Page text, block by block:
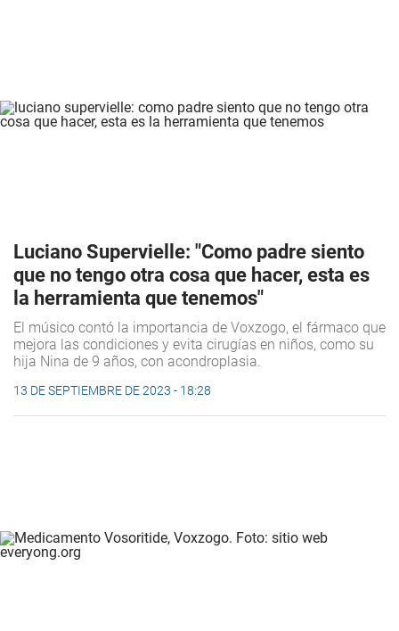
Luciano Supervielle: "Como padre siento
que no tengo otra cosa que hacer, esta es
la herramienta que tenemos"
El músico contó la importancia de Voxzogo, el fármaco que
mejora las condiciones y evita cirugías en niños, como su
hija Nina de 9 años, con acondroplasia.
13 DE SEPTIEMBRE DE 2023 - 18:28